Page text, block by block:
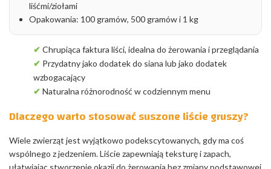
liśćmi/ziołami
Opakowania: 100 gramów, 500 gramów i 1 kg
✔ Chrupiąca faktura liści, idealna do żerowania i przeglądania
✔ Przydatny jako dodatek do siana lub jako dodatek
wzbogacający
✔ Naturalna różnorodność w codziennym menu
Dlaczego warto stosować suszone liście gruszy?
Wiele zwierząt jest wyjątkowo podekscytowanych, gdy ma coś
wspólnego z jedzeniem. Liście zapewniają teksturę i zapach,